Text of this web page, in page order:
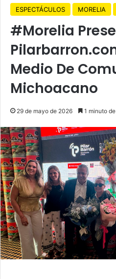
ESPECTÁCULOS MORELIA
#Morelia
Medio De
Michoacano
29 de mayo de 2026 1 minuto